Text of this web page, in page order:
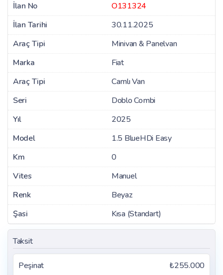
İlan No
O131324
İlan Tarihi
30.11.2025
Araç Tipi
Minivan & Panelvan
Marka
Fiat
Araç Tipi
Camlı Van
Seri
Doblo Combi
Yıl
2025
Model
1.5 BlueHDi Easy
Km
0
Vites
Manuel
Renk
Beyaz
Şasi
Kısa (Standart)
Taksit
Peşinat ₺255.000